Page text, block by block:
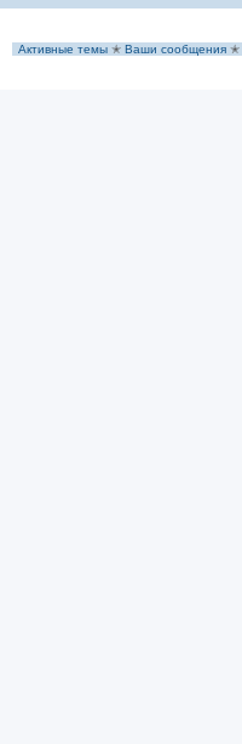
Активные темы ✭ Ваши сообщения ✭